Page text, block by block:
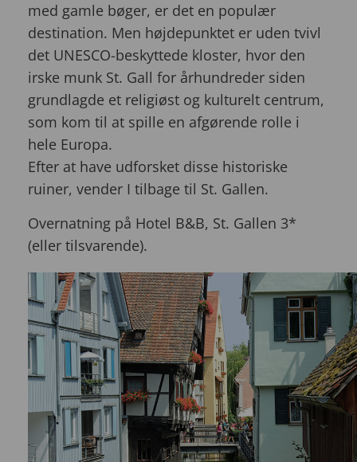
med gamle bøger, er det en populær
destination. Men højdepunktet er uden tvivl
det UNESCO-beskyttede kloster, hvor den
irske munk St. Gall for århundreder siden
grundlagde et religiøst og kulturelt centrum,
som kom til at spille en afgørende rolle i
hele Europa.
Efter at have udforsket disse historiske
ruiner, vender I tilbage til St. Gallen.
Overnatning på Hotel B&B, St. Gallen 3*
(eller tilsvarende).